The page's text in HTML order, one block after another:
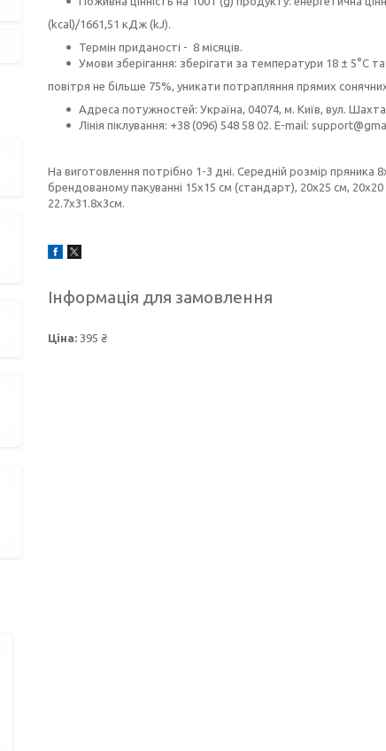
(kcal)/1661,51 кДж (kJ).
Термін приданості - 8 місяців.
Умови зберігання: зберігати за температури 18 ± 5°C та
повітря не більше 75%, уникати потрапляння прямих
Адреса потужностей: Україна, 04074, м. Київ, вул.
Лінія піклування: +38 (096) 548 58 02. E-mail:
На виготовлення потрібно 1-3 дні. Cередній розмір
брендованому пакуванні 15х15 см (стандарт), 20х25 см,
22.7х31.8х3см.
Інформація для замовлення
Ціна: 395 ₴